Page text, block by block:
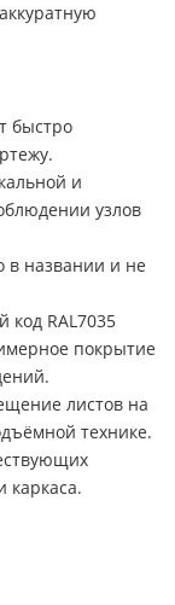
быстро
и
узлов
в названии и не
код RAL7035
покрытие
листов на
технике.
каркаса.